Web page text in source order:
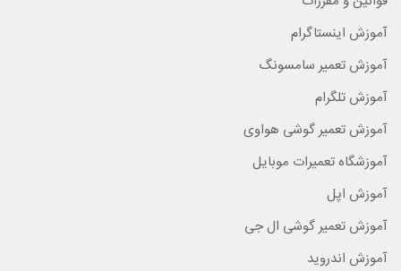
آموزش اینستاگرام
آموزش تعمیر سامسونگ
آموزش تلگرام
آموزش تعمیر گوشی هواوی
آموزشگاه تعمیرات موبایل
آموزش اپل
آموزش تعمیر گوشی ال جی
آموزش اندروید